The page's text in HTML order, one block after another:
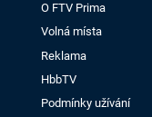
O FTV Prima
Volná místa
Reklama
HbbTV
Podmínky užívání